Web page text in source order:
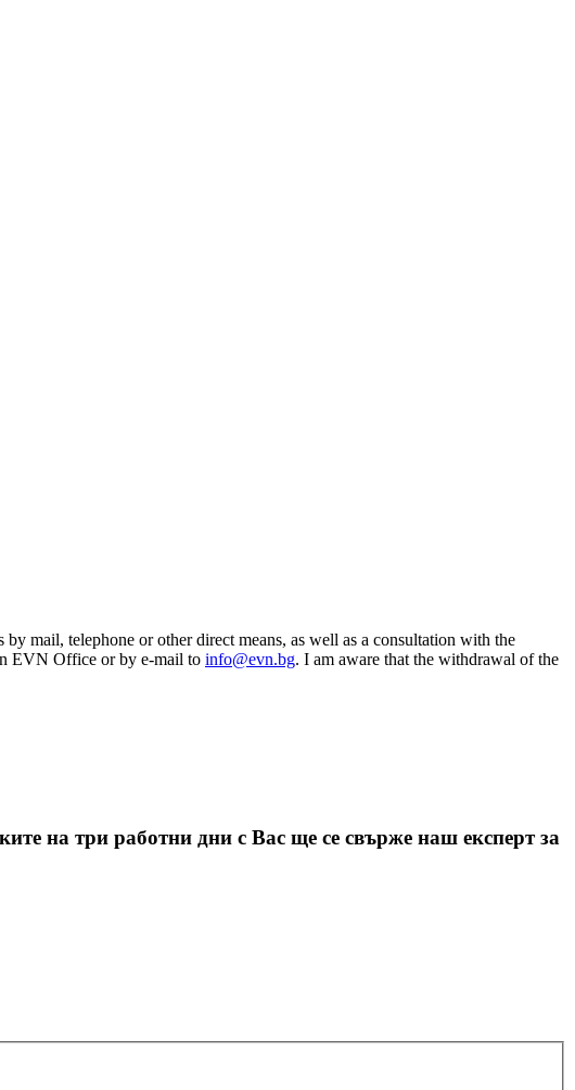
mail, telephone or other direct means, as well as a consultation with the
EVN Office or by e-mail to info@evn.bg. I am aware that the withdrawal of the
на три работни дни с Вас ще се свърже наш експерт за